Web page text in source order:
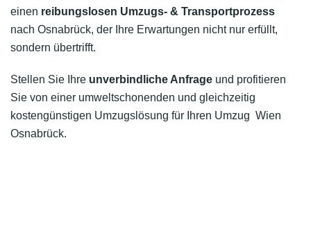
einen reibungslosen Umzugs- & Transportprozess
nach Osnabrück, der Ihre Erwartungen nicht nur erfüllt,
sondern übertrifft.
Stellen Sie Ihre unverbindliche Anfrage und profitieren
Sie von einer umweltschonenden und gleichzeitig
kostengünstigen Umzugslösung für Ihren Umzug Wien
Osnabrück.